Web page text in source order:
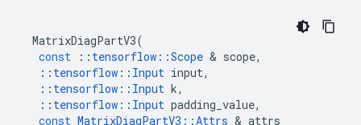
MatrixDiagPartV3(
const
:: tensorflow ::Scope & scope,
:: tensorflow :: Input input,
:: tensorflow :: Input k,
:: tensorflow :: Input padding_value,
const MatrixDiagPartV3 ::Attrs & attrs